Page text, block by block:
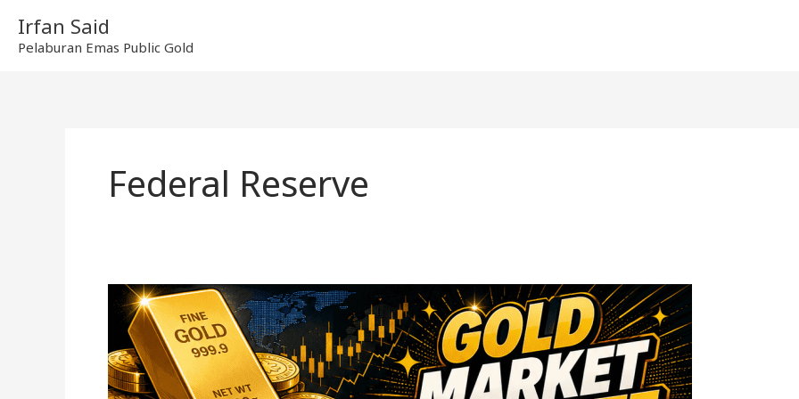
content
Irfan Said
Pelaburan Emas Public Gold
Federal Reserve
Harga
Emas
Dunia
2026
Turun